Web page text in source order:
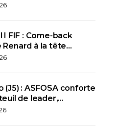
I FIF : Come-back
Renard à la tête…
(J5) : ASFOSA conforte
de leader,…